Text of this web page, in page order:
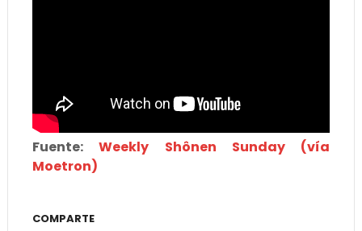
Fuente:Weekly Shônen Sunday (vía
Moetron)
COMPARTE